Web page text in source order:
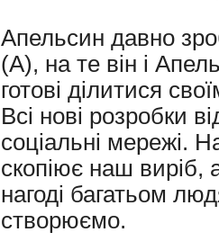
Апельсин давно
(А), на те він і
готові ділитися
Всі нові розробки
соціальні мережі.
скопіює наш виріб,
нагоді багатьом
створюємо.